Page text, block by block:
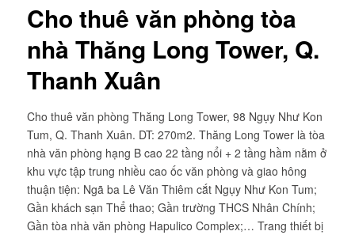
Cho thuê văn phòng tòa
nhà Thăng Long Tower, Q.
Thanh Xuân
Cho thuê văn phòng Thăng Long Tower, 98 Ngụy Như Kon
Tum, Q. Thanh Xuân. DT: 270m2. Thăng Long Tower là tòa
nhà văn phòng hạng B cao 22 tầng nổi + 2 tầng hầm nằm ở
khu vực tập trung nhiều cao ốc văn phòng và giao hông
thuận tiện: Ngã ba Lê Văn Thiêm cắt Ngụy Như Kon Tum;
Gần khách sạn Thể thao; Gần trường THCS Nhân Chính;
Gần tòa nhà văn phòng Hapulico Complex;… Trang thiết bị